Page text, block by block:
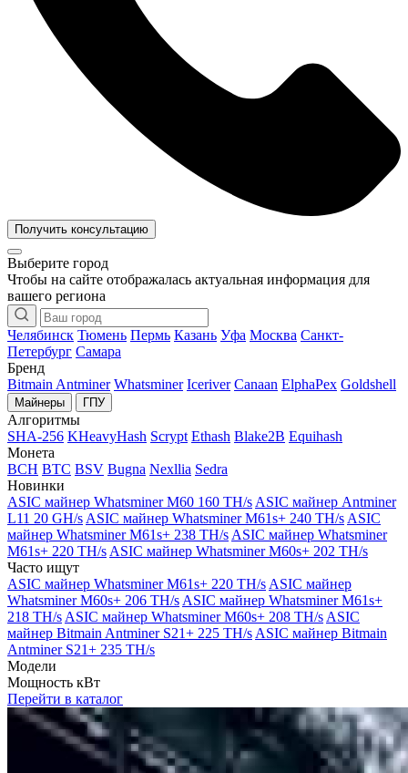
Получить консультацию
Выберите город
Чтобы на сайте отображалась актуальная информация для
вашего региона
Челябинск Тюмень Пермь Казань Уфа Москва Санкт-
Петербург Самара
Бренд
Bitmain Antminer Whatsminer Iceriver Canaan ElphaPex Goldshell
Майнеры ГПУ
Алгоритмы
SHA-256 KHeavyHash Scrypt Ethash Blake2B Equihash
Монета
BCH BTC BSV Bugna Nexllia Sedra
Новинки
ASIC майнер Whatsminer M60 160 TH/s ASIC майнер Antminer
L11 20 GH/s ASIC майнер Whatsminer M61s+ 240 TH/s ASIC
майнер Whatsminer M61s+ 238 TH/s ASIC майнер Whatsminer
M61s+ 220 TH/s ASIC майнер Whatsminer M60s+ 202 TH/s
Часто ищут
ASIC майнер Whatsminer M61s+ 220 TH/s ASIC майнер
Whatsminer M60s+ 206 TH/s ASIC майнер Whatsminer M61s+
218 TH/s ASIC майнер Whatsminer M60s+ 208 TH/s ASIC
майнер Bitmain Antminer S21+ 225 TH/s ASIC майнер Bitmain
Antminer S21+ 235 TH/s
Модели
Мощность кВт
Перейти в каталог